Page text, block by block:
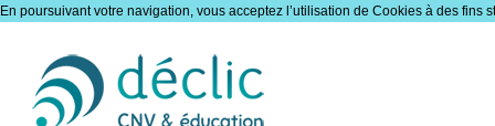
En poursuivant votre navigation, vous acceptez l’utilisation de Cookies à des fins